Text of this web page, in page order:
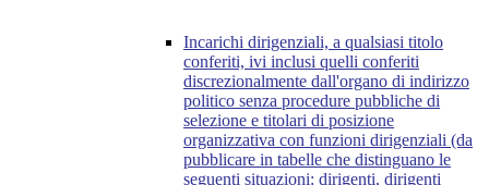
Incarichi dirigenziali, a qualsiasi titolo
conferiti, ivi inclusi quelli conferiti
discrezionalmente dall'organo di indirizzo
politico senza procedure pubbliche di
selezione e titolari di posizione
organizzativa con funzioni dirigenziali (da
pubblicare in tabelle che distinguano le
seguenti situazioni: dirigenti, dirigenti